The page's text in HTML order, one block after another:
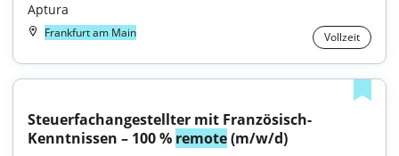
Aptura
Frankfurt am Main Vollzeit
Steuerfachangestellter mit Französisch-
Kenntnissen – 100 % remote (m/w/d)